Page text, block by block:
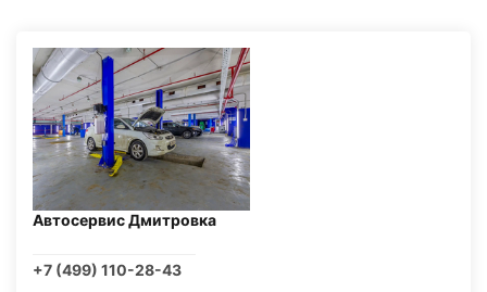
Автосервис Дмитровка
+7 (499) 110-28-43